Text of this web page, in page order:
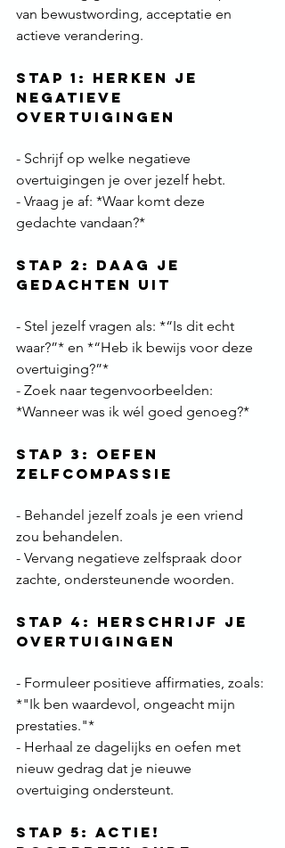
van bewustwording, acceptatie en
actieve verandering.
Stap 1: Herken Je
Negatieve
Overtuigingen
- Schrijf op welke negatieve
overtuigingen je over jezelf hebt.
- Vraag je af: *Waar komt deze
gedachte vandaan?*
Stap 2: Daag Je
Gedachten Uit
- Stel jezelf vragen als: *“Is dit echt
waar?”* en *“Heb ik bewijs voor deze
overtuiging?”*
- Zoek naar tegenvoorbeelden:
*Wanneer was ik wél goed genoeg?*
Stap 3: Oefen
Zelfcompassie
- Behandel jezelf zoals je een vriend
zou behandelen.
- Vervang negatieve zelfspraak door
zachte, ondersteunende woorden.
Stap 4: Herschrijf Je
Overtuigingen
- Formuleer positieve affirmaties, zoals:
*"Ik ben waardevol, ongeacht mijn
prestaties."*
- Herhaal ze dagelijks en oefen met
nieuw gedrag dat je nieuwe
overtuiging ondersteunt.
Stap 5: Actie!